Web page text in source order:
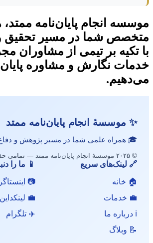
موسسه انجام پایان‌نامه ممتد،
متخصص شما در مسیر تحقیق
با تکیه بر تیمی از مشاوران
خدمات نگارش و مشاوره
می‌دهیم.
✨ موسسهٔ انجام پایان‌نامه ممتد
🎓 همراه علمی شما در مسیر پژوهش و
© ۲۰۲۵ موسسهٔ انجام پایان‌نامه ممتد — تمامی حقوق محفوظ است.
🔗 لینک‌های سریع
🏠 خانه
💼 خدمات
ℹ️ درباره ما
📝 وبلاگ
📱 ما را
📷
💼 لینکداین
✈️ تلگرام